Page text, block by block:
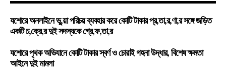
যশোরে অনলাইনে ভু,য়া পরিচয় ব্যবহার করে কোটি টাকার প্র,তা,র,ণা,র সঙ্গে জড়িত
একটি চ,ক্রে,র দুই সদস্যকে গ্রে,ফ,তা,র
যশোরে পৃথক অভিযানে কোটি টাকার স্বর্ণ ও চোরাই গহনা উদ্ধার, বিশেষ ক্ষমতা
আইনে দুই মামলা